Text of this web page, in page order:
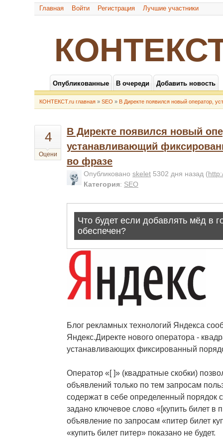
Главная Войти Регистрация Лучшие участники
Опубликованные В очереди Добавить новость
КОНТЕКСТ.ru главная » SEO » В Директе появился новый оператор,
4
Оцени
В Директе появился новый
устанавливающий
во фразе
Опубликовано skelet 5302 дня назад (
Категория: SEO
Блог рекламных технологий Яндекса
Яндекс.Директе нового оператора -
устанавливающих фиксированный
Оператор «[ ]» (квадратные скобки)
объявлений только по тем запросам
содержат в себе определенный порядок
задано ключевое слово «[купить билет в
объявление по запросам «питер билет
«купить билет питер» показано не будет.